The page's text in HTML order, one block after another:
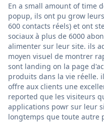
En a small amount of time
popup, ils ont pu grow
600 contacts réels) et ont
sociaux à plus de 6000
alimenter sur leur site. ils
moyen visuel de montrer
sont landing on la page
produits dans la vie réelle.
offre aux clients une
reported que les visiteurs
applications powr sur leur
longtemps que toute autre